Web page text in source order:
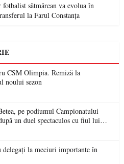
sătmărean va evolua în
la Farul Constanța
CSM Olimpia. Remiză la
noului sezon
pe podiumul Campionatului
un duel spectaculos cu fiul lui
la meciuri importante în